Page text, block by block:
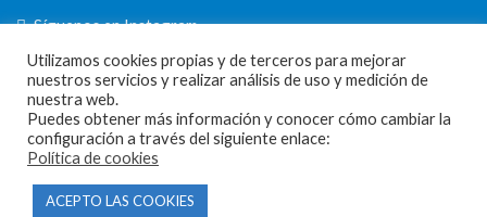
Síguenos en Instagram
NAVEGACIÓN
Inicio
Tienda
Utilizamos cookies propias y de terceros para mejorar
nuestros servicios y realizar análisis de uso y medición de
nuestra web.
Puedes obtener más información y conocer cómo cambiar la
configuración a través del siguiente enlace:
Política de cookies
ACEPTO LAS COOKIES